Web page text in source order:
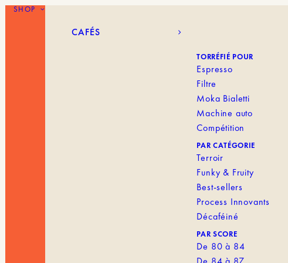
SHOP
CAFÉS
TORRÉFIÉ POUR
Espresso
Filtre
Moka Bialetti
Machine auto
Compétition
PAR CATÉGORIE
Terroir
Funky & Fruity
Best-sellers
Process Innovants
Décaféiné
PAR SCORE
De 80 à 84